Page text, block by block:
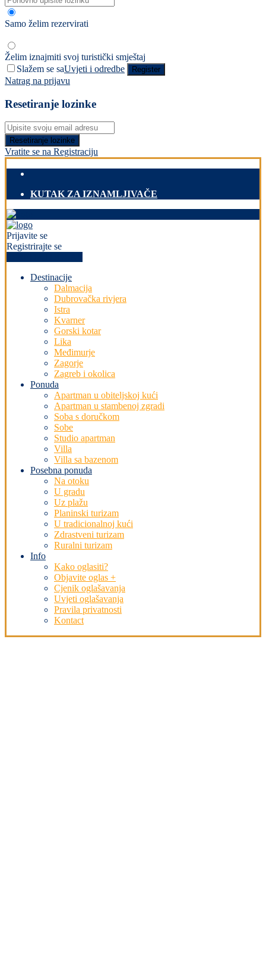
Samo želim rezervirati
Želim iznajmiti svoj turistički smještaj
Slažem se saUvjeti i odredbe Register
Natrag na prijavu
Resetiranje lozinke
Resetiranje lozinke
Vratite se na Registraciju
KUTAK ZA IZNAMLJIVAČE
Prijavite se
Registrirajte se
Destinacije
Dalmacija
Dubrovačka rivjera
Istra
Kvarner
Gorski kotar
Lika
Međimurje
Zagorje
Zagreb i okolica
Ponuda
Apartman u obiteljskoj kući
Apartman u stambenoj zgradi
Soba s doručkom
Sobe
Studio apartman
Villa
Villa sa bazenom
Posebna ponuda
Na otoku
U gradu
Uz plažu
Planinski turizam
U tradicionalnoj kući
Zdrastveni turizam
Ruralni turizam
Info
Kako oglasiti?
Objavite oglas +
Cjenik oglašavanja
Uvjeti oglašavanja
Pravila privatnosti
Kontact